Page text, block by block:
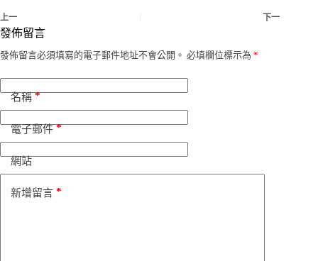
上一 下一
發佈留言
發佈留言必須填寫的電子郵件地址不會公開。 必填欄位標示為 *
名稱*
電子郵件*
網站
新增留言 *